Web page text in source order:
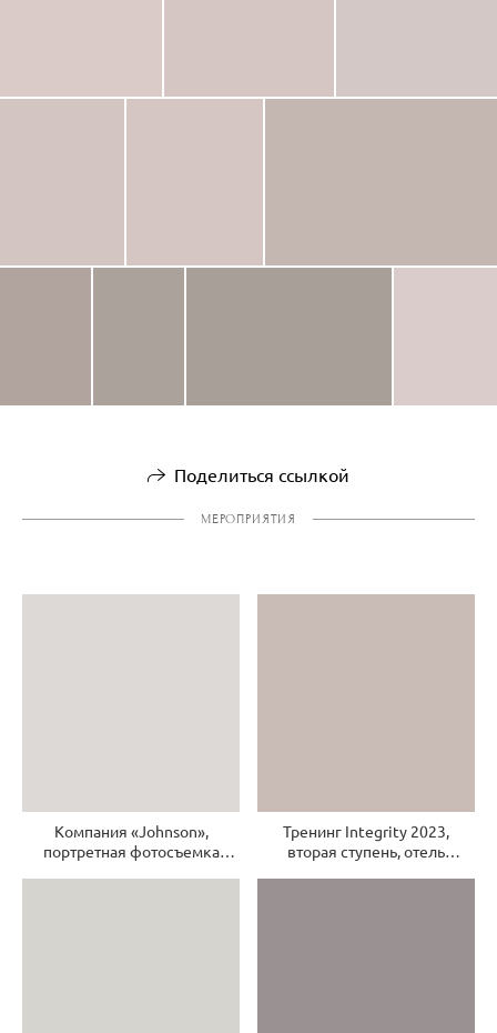
Поделиться ссылкой
МЕРОПРИЯТИЯ
Компания «Johnson»,
портретная фотосъемка
Тренинг Integrity 2023,
вторая ступень, отель